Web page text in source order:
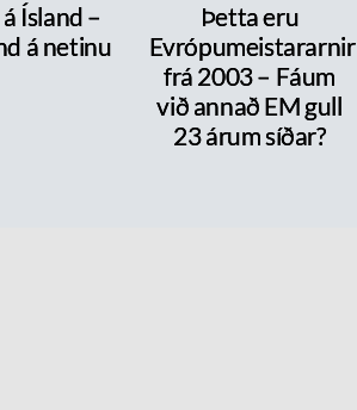
Ísland –
á netinu
Þetta eru
Evrópumeistararnir
frá 2003 – Fáum
við annað EM gull
23 árum síðar?